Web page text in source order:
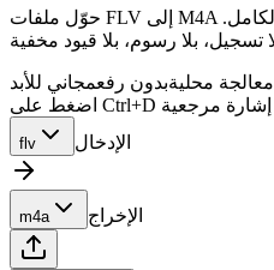
حوّل ملفات FLV إلى M4A خلال ثوانٍ. سريع وآمن وخاص بالكامل.
معالجة محليةبدون رفعمجاني للأبد
flv الإدخال
m4a الإخراج